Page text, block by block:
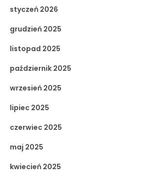
styczeń 2026
grudzień 2025
listopad 2025
październik 2025
wrzesień 2025
lipiec 2025
czerwiec 2025
maj 2025
kwiecień 2025